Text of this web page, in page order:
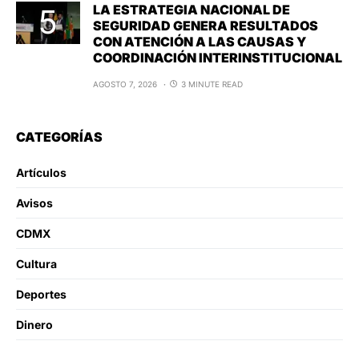
LA ESTRATEGIA NACIONAL DE
SEGURIDAD GENERA RESULTADOS
CON ATENCIÓN A LAS CAUSAS Y
COORDINACIÓN INTERINSTITUCIONAL
AGOSTO 7, 2026 3 MINUTE READ
CATEGORÍAS
Artículos
Avisos
CDMX
Cultura
Deportes
Dinero